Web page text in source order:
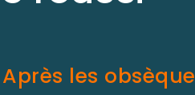
Après les